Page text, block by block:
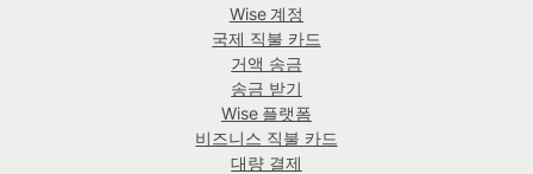
Wise 계정
국제 직불 카드
거액 송금
송금 받기
Wise 플랫폼
비즈니스 직불 카드
대량 결제